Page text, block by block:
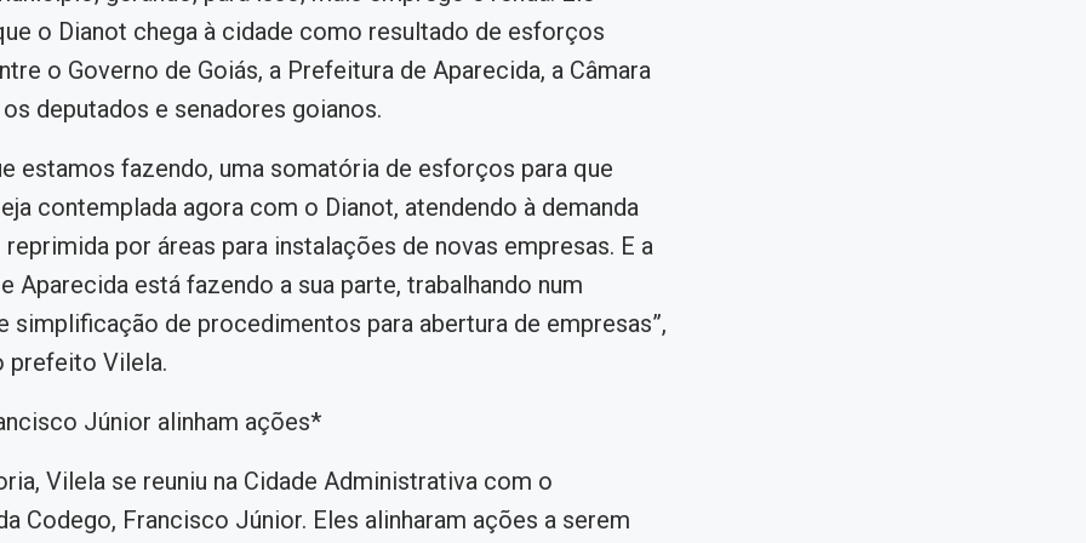
o Dianot chega à cidade como resultado de esforços
o Governo de Goiás, a Prefeitura de Aparecida, a Câmara
deputados e senadores goianos.
estamos fazendo, uma somatória de esforços para que
contemplada agora com o Dianot, atendendo à demanda
por áreas para instalações de novas empresas. E a
Aparecida está fazendo a sua parte, trabalhando num
simplificação de procedimentos para abertura de empresas”,
prefeito Vilela.
Júnior alinham ações*
Vilela se reuniu na Cidade Administrativa com o
Codego, Francisco Júnior. Eles alinharam ações a serem